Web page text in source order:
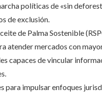
políticas de «sin
de exclusión.
de Palma Sostenible
atender mercados con
capaces de vincular
para impulsar enfoques